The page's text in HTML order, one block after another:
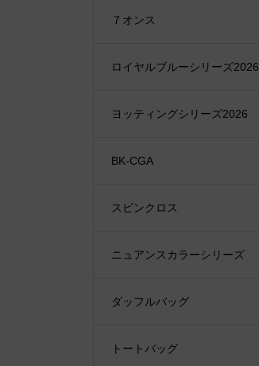
７オンス
ロイヤルブルーシリーズ2026
ヨッティングシリーズ2026
BK-CGA
スピンクロス
ニュアンスカラーシリーズ
ダッフルバッグ
トートバッグ